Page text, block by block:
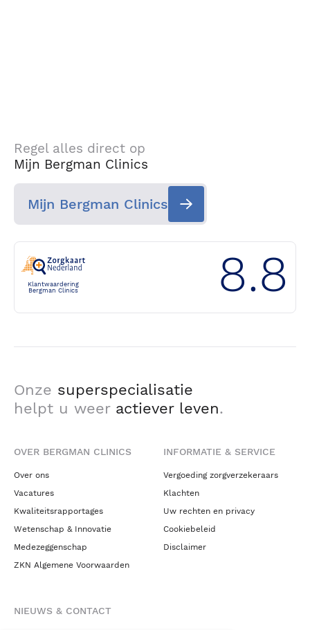
Regel alles direct op
Mijn Bergman Clinics
Mijn Bergman Clinics
Klantwaardering
Bergman Clinics
8.8
Onze superspecialisatie
helpt u weer actiever leven.
OVER BERGMAN CLINICS
Over ons
Vacatures
Kwaliteitsrapportages
Wetenschap & Innovatie
Medezeggenschap
ZKN Algemene Voorwaarden
INFORMATIE & SERVICE
Vergoeding zorgverzekeraars
Klachten
Uw rechten en privacy
Cookiebeleid
Disclaimer
NIEUWS & CONTACT